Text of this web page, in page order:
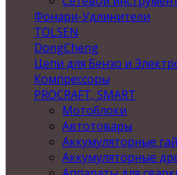
Фонари-Удлинители
TOLSEN
DongCheng
Цепи для Бензо и
Компрессоры
PROCRAFT, SMART
Мотоблоки
Автотовары
Аккумуляторные
Аккумуляторные